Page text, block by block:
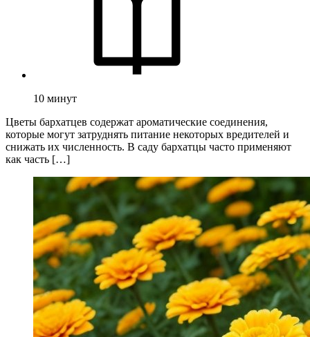
10 минут
Цветы бархатцев содержат ароматические соединения,
которые могут затруднять питание некоторых вредителей и
снижать их численность. В саду бархатцы часто применяют
как часть […]